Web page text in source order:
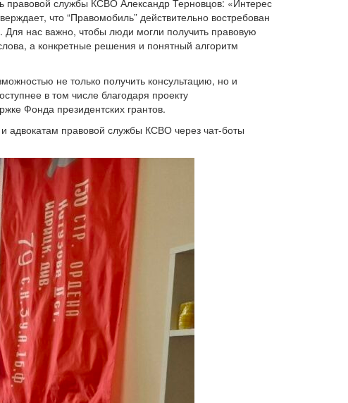
правовой службы КСВО Александр Терновцов: «Интерес
что “Правомобиль” действительно востребован
нас важно, чтобы люди могли получить правовую
а конкретные решения и понятный алгоритм
не только получить консультацию, но и
в том числе благодаря проекту
Фонда президентских грантов.
адвокатам правовой службы КСВО через чат-боты